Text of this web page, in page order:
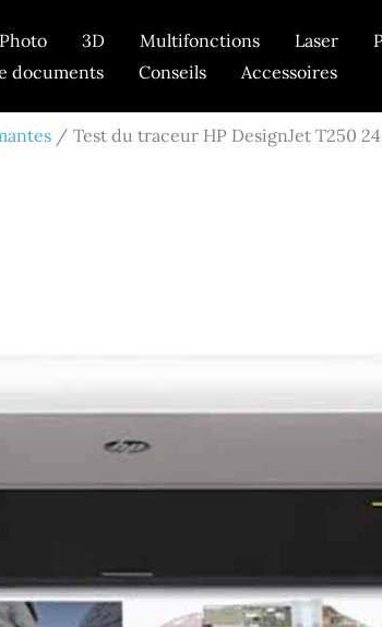
Photo 3D Multifonctions Laser
documents
Conseils Accessoires
Test du traceur HP DesignJet T250